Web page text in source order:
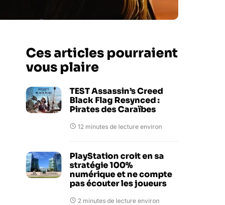
Ces articles pourraient
vous plaire
TEST Assassin’s Creed
Black Flag Resynced :
Pirates des Caraïbes
12 minutes de lecture environ
PlayStation croit en sa
stratégie 100%
numérique et ne compte
pas écouter les joueurs
2 minutes de lecture environ